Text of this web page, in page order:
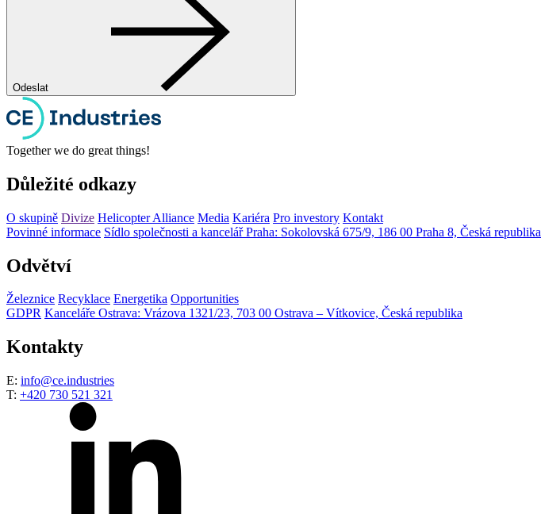
Odeslat
Together we do great things!
Důležité odkazy
O skupině Divize Helicopter Alliance Media Kariéra Pro investory Kontakt
Povinné informace Sídlo společnosti a kancelář Praha: Sokolovská 675/9, 186 00 Praha 8, Česká republika
Odvětví
Železnice Recyklace Energetika Opportunities
GDPR Kanceláře Ostrava: Vrázova 1321/23, 703 00 Ostrava – Vítkovice, Česká republika
Kontakty
E: info@ce.industries
T: +420 730 521 321